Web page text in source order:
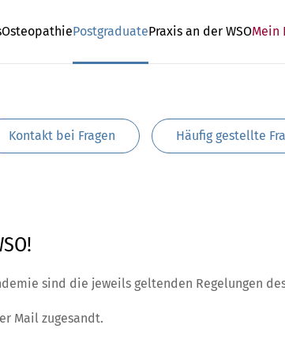
OsteopathiePostgraduatePraxis an der WSOMein
Kontakt bei Fragen Häufig gestellte
sind die jeweils geltenden Regelungen
Mail zugesandt.